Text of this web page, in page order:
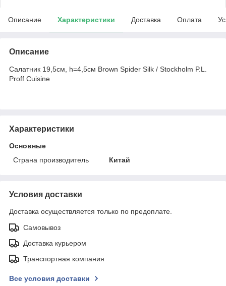
Описание Характеристики Доставка Оплата
Описание
Салатник 19,5см, h=4,5см Brown Spider Silk / Stockholm P.L.
Proff Cuisine
Характеристики
Основные
Страна производитель
Китай
Условия доставки
Доставка осуществляется только по предоплате.
Самовывоз
Доставка курьером
Транспортная компания
Все условия доставки